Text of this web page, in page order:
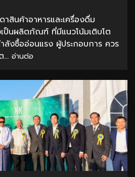
สินค้าอาหารและเครื่องดื่ม
ป็นผลิตภัณฑ์ ที่มีแนวโน้มเติบโต
งซื้ออ่อนแรง ผู้ประกอบการ ควร
... อ่านต่อ